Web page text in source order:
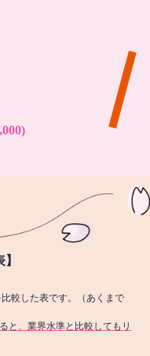
較した表です。（あくまで
と、業界水準と比較してもリ